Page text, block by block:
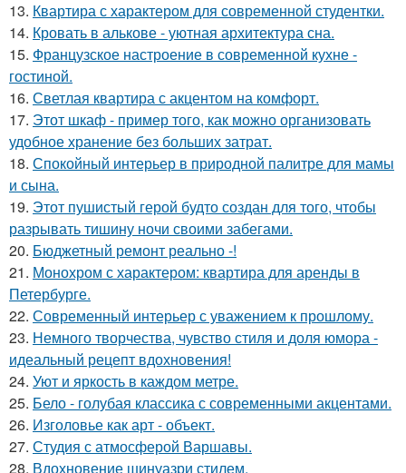
13. Квартира с характером для современной студентки.
14. Кровать в алькове - уютная архитектура сна.
15. Французское настроение в современной кухне -
гостиной.
16. Светлая квартира с акцентом на комфорт.
17. Этот шкаф - пример того, как можно организовать
удобное хранение без больших затрат.
18. Спокойный интерьер в природной палитре для мамы
и сына.
19. Этот пушистый герой будто создан для того, чтобы
разрывать тишину ночи своими забегами.
20. Бюджетный ремонт реально -!
21. Монохром с характером: квартира для аренды в
Петербурге.
22. Современный интерьер с уважением к прошлому.
23. Немного творчества, чувство стиля и доля юмора -
идеальный рецепт вдохновения!
24. Уют и яркость в каждом метре.
25. Бело - голубая классика с современными акцентами.
26. Изголовье как арт - объект.
27. Студия с атмосферой Варшавы.
28. Вдохновение шинуазри стилем.